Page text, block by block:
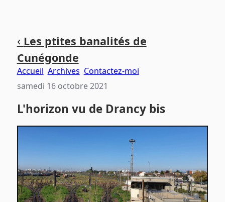
contenu
principal
menu
principal
‹ Les ptites banalités de
Cunégonde
Accueil Archives Contactez-moi
samedi 16 octobre 2021
L'horizon vu de Drancy bis